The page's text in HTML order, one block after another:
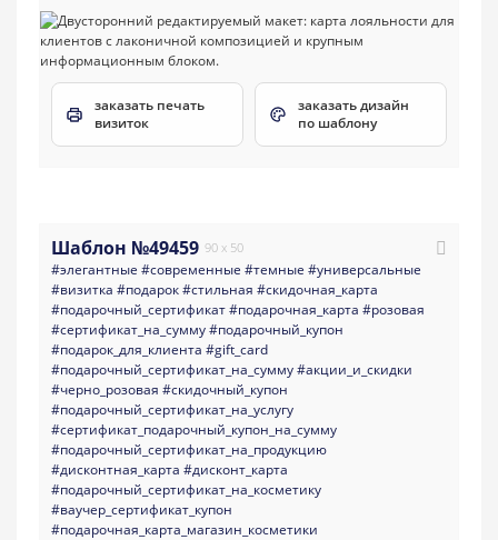
заказать печать
визиток
заказать дизайн
по шаблону
Шаблон №49459 90 x 50
#элегантные #современные #темные #универсальные
#визитка #подарок#стильная #скидочная_карта
#подарочный_сертификат#подарочная_карта #розовая
#сертификат_на_сумму#подарочный_купон
#подарок_для_клиента #gift_card
#подарочный_сертификат_на_сумму#акции_и_скидки
#черно_розовая #скидочный_купон
#подарочный_сертификат_на_услугу
#сертификат_подарочный_купон_на_сумму
#подарочный_сертификат_на_продукцию
#дисконтная_карта #дисконт_карта
#подарочный_сертификат_на_косметику
#ваучер_сертификат_купон
#подарочная_карта_магазин_косметики